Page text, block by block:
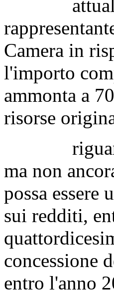
Camera in
l'importo
ammonta a
risorse
riguardo
ma non
possa essere
sui redditi,
concessione
entro l'anno